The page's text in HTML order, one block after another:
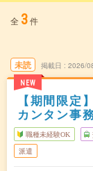
全 3件
未読
NEW
掲載日 2026/
【期間限定
カンタン事
職種未経験OK
派遣